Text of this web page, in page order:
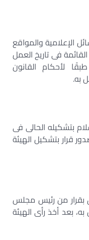
الإعلامية والمواقع
القائمة فى تاريخ العمل
لأحكام القانون
به.
بتشكيله الحالى فى
قرار بتشكيل الهيئة
بقرار من رئيس مجلس
به، بعد أخذ رأى الهيئة